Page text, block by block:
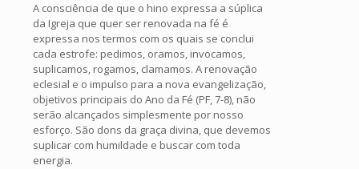
A consciência de que o hino expressa a súplica
da Igreja que quer ser renovada na fé é
expressa nos termos com os quais se conclui
cada estrofe: pedimos, oramos, invocamos,
suplicamos, rogamos, clamamos. A renovação
eclesial e o impulso para a nova evangelização,
objetivos principais do Ano da Fé (PF, 7-8), não
serão alcançados simplesmente por nosso
esforço. São dons da graça divina, que devemos
suplicar com humildade e buscar com toda
energia.